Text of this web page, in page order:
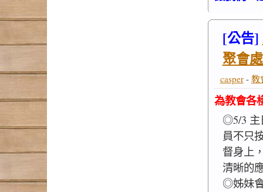
[公告]
聚會
casper- 教
為教會各
◎5/3 主
員不只
督身上
清晰的
◎姊妹